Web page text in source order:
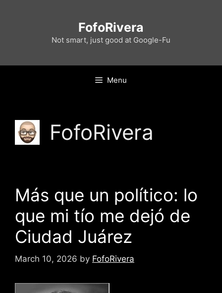
FofoRivera
Not smart, just good at Google-Fu
Menu
FofoRivera
Más que un político: lo
que mi tío me dejó de
Ciudad Juárez
March 10, 2026 by FofoRivera